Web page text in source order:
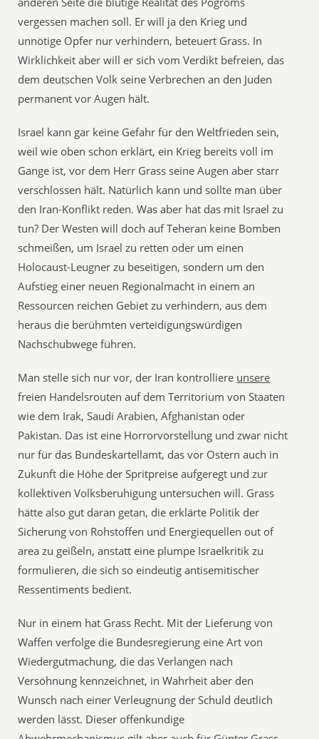
vergessen machen soll. Er will ja den Krieg und
unnötige Opfer nur verhindern, beteuert Grass. In
Wirklichkeit aber will er sich vom Verdikt befreien, das
dem deutschen Volk seine Verbrechen an den Juden
permanent vor Augen hält.
Israel kann gar keine Gefahr für den Weltfrieden sein,
weil wie oben schon erklärt, ein Krieg bereits voll im
Gange ist, vor dem Herr Grass seine Augen aber starr
verschlossen hält. Natürlich kann und sollte man über
den Iran-Konflikt reden. Was aber hat das mit Israel zu
tun? Der Westen will doch auf Teheran keine Bomben
schmeißen, um Israel zu retten oder um einen
Holocaust-Leugner zu beseitigen, sondern um den
Aufstieg einer neuen Regionalmacht in einem an
Ressourcen reichen Gebiet zu verhindern, aus dem
heraus die berühmten verteidigungswürdigen
Nachschubwege führen.
Man stelle sich nur vor, der Iran kontrolliere unsere
freien Handelsrouten auf dem Territorium von Staaten
wie dem Irak, Saudi Arabien, Afghanistan oder
Pakistan. Das ist eine Horrorvorstellung und zwar nicht
nur für das Bundeskartellamt, das vor Ostern auch in
Zukunft die Höhe der Spritpreise aufgeregt und zur
kollektiven Volksberuhigung untersuchen will. Grass
hätte also gut daran getan, die erklärte Politik der
Sicherung von Rohstoffen und Energiequellen out of
area zu geißeln, anstatt eine plumpe Israelkritik zu
formulieren, die sich so eindeutig antisemitischer
Ressentiments bedient.
Nur in einem hat Grass Recht. Mit der Lieferung von
Waffen verfolge die Bundesregierung eine Art von
Wiedergutmachung, die das Verlangen nach
Versöhnung kennzeichnet, in Wahrheit aber den
Wunsch nach einer Verleugnung der Schuld deutlich
werden lässt. Dieser offenkundige